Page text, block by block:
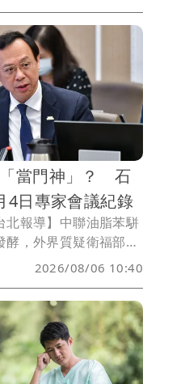
當門神」？ 石
4日專家會議紀錄
北報導】中聯油脂苯駢
，外界質疑衛福部處
立法院社福及衛環委員
開7月4日專家會議紀
件。衛福部長石崇良表
音與文件資料先前已全
查，為了回應外界質
所有會議紀錄，讓社會
，釐清相關爭議。
2026/08/06 10:40